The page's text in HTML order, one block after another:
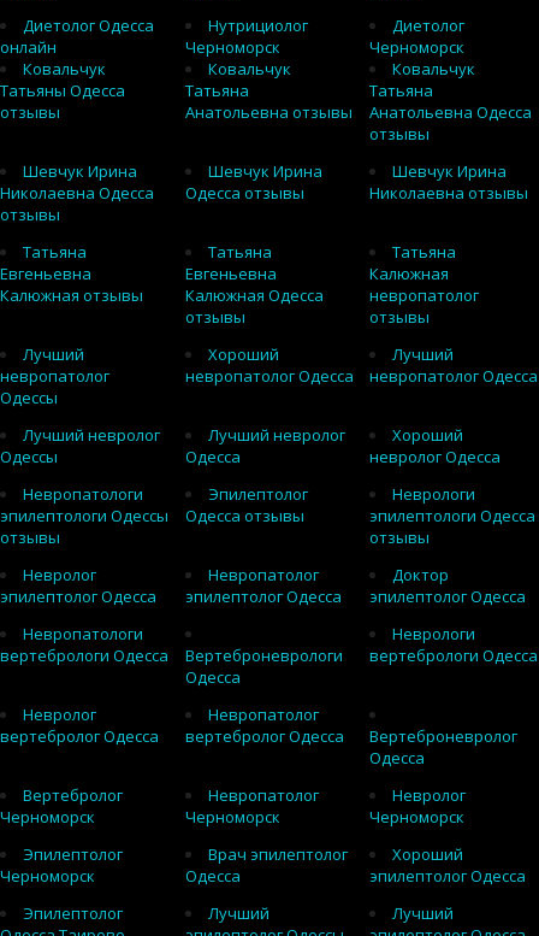
Диетолог Одесса
онлайн
Нутрициолог
Черноморск
Диетолог
Черноморск
Ковальчук
Татьяны Одесса
отзывы
Ковальчук
Татьяна
Анатольевна отзывы
Ковальчук
Татьяна
Анатольевна Одесса
отзывы
Шевчук Ирина
Николаевна Одесса
отзывы
Шевчук Ирина
Одесса отзывы
Шевчук Ирина
Николаевна отзывы
Татьяна
Евгеньевна
Калюжная отзывы
Татьяна
Евгеньевна
Калюжная Одесса
отзывы
Татьяна
Калюжная
невропатолог
отзывы
Лучший
невропатолог
Одессы
Хороший
невропатолог Одесса
Лучший
невропатолог Одесса
Лучший невролог
Одессы
Лучший невролог
Одесса
Хороший
невролог Одесса
Невропатологи
эпилептологи Одессы
отзывы
Эпилептолог
Одесса отзывы
Неврологи
эпилептологи Одесса
отзывы
Невролог
эпилептолог Одесса
Невропатолог
эпилептолог Одесса
Доктор
эпилептолог Одесса
Невропатологи
вертебрологи Одесса
Вертеброневрологи
Одесса
Неврологи
вертебрологи Одесса
Невролог
вертебролог Одесса
Невропатолог
вертебролог Одесса
Вертеброневролог
Одесса
Вертебролог
Черноморск
Невропатолог
Черноморск
Невролог
Черноморск
Эпилептолог
Черноморск
Врач эпилептолог
Одесса
Хороший
эпилептолог Одесса
Эпилептолог
Лучший
Лучший